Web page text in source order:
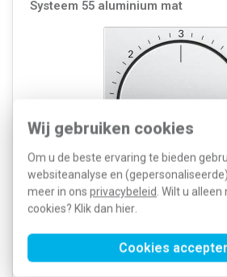
Wij gebruiken cookies
Om u de beste ervaring te bieden
websiteanalyse en
meer in ons privacybeleid . Wilt u
cookies? Klik dan hier
Cookies
Systeem 55 aluminium mat
Gira draaiknop, Systeem 55, aluminium
ruimtetemperatuurregelaar 247000.
563482
EAN:4010337104230